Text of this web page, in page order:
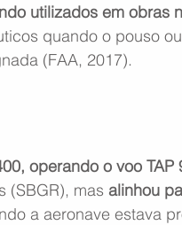
utilizados em obras
quando o pouso
(FAA, 2017).
operando o voo TAP
(SBGR), mas alinhou
a aeronave estava